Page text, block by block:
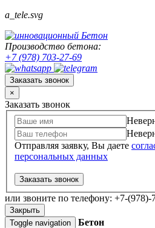
a_tele.svg
Производство бетона:
+7 (978) 703-27-69
Заказать звонок
×
Заказать звонок
Отправляя заявку, Вы даете
персональных данных
Заказать звонок
или звоните по телефону: +7-(978)-
Закрыть
Toggle navigation
Бетон